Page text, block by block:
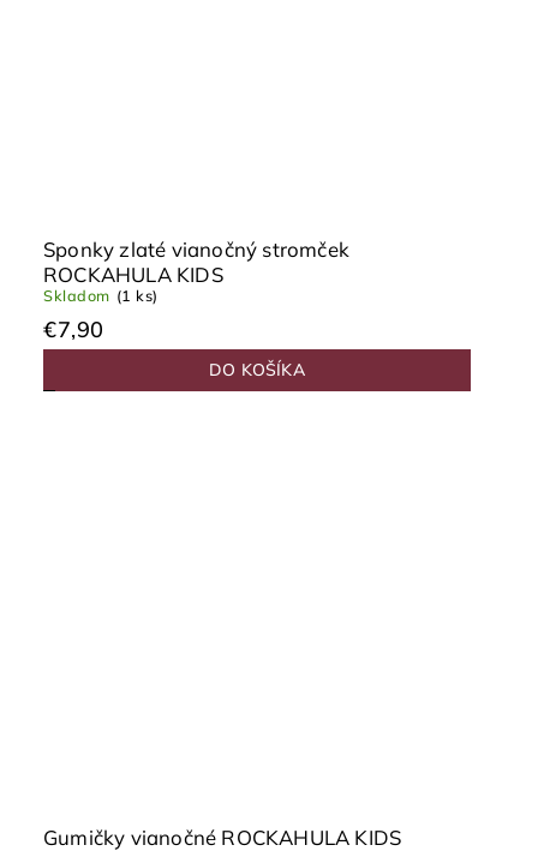
Sponky zlaté vianočný stromček
ROCKAHULA KIDS
Skladom (1 ks)
€7,90
DO KOŠÍKA
Gumičky vianočné ROCKAHULA KIDS